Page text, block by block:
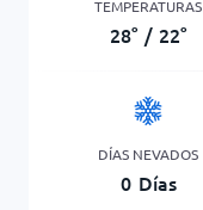
TEMPERATURAS
28° / 22°
DÍAS NEVADOS
0 Días